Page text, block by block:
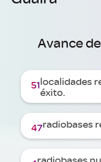
Avance
51localidades
éxito.
47radiobases